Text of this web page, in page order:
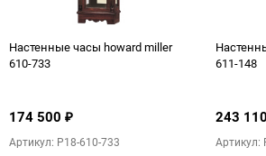
Настенные часы howard miller
610-733
174 500 ₽
Артикул: P18-610-733
611-148
243 110
Артикул: